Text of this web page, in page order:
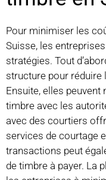
Pour minimiser les
Suisse, les
stratégies. Tout
structure pour
Ensuite, elles
timbre avec les
avec des courtiers
services de courtage
transactions peut
de timbre à payer. La